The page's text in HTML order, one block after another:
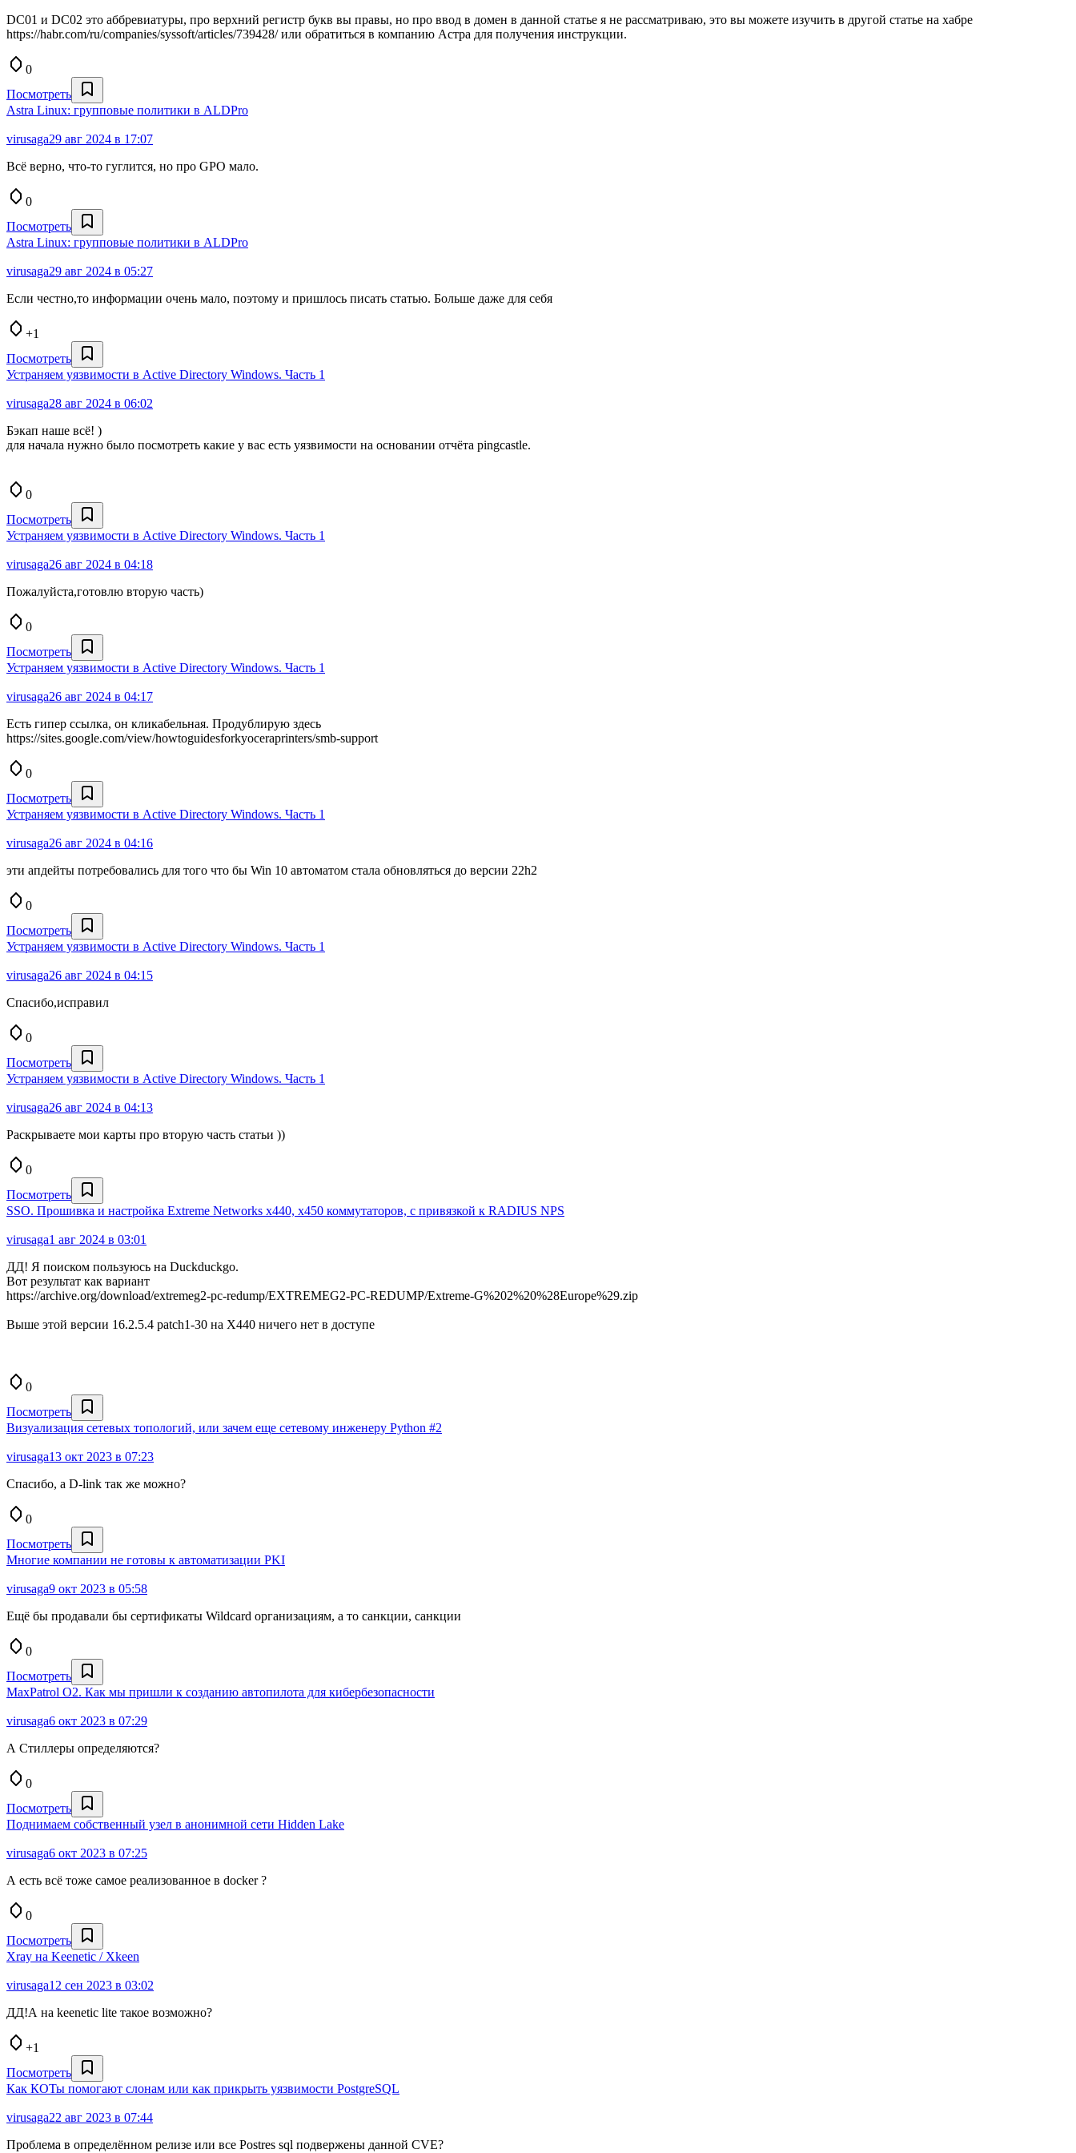
DC01 и DC02 это аббревиатуры, про верхний регистр букв вы правы, но про ввод в домен в данной статье я не рассматриваю, это вы можете изучить в другой статье на хабре
https://habr.com/ru/companies/syssoft/articles/739428/ или обратиться в компанию Астра для получения инструкции.
0
Посмотреть
Astra Linux: групповые политики в ALDPro
virusaga29 авг 2024 в 17:07
Всё верно, что-то гуглится, но про GPO мало.
0
Посмотреть
Astra Linux: групповые политики в ALDPro
virusaga29 авг 2024 в 05:27
Если честно,то информации очень мало, поэтому и пришлось писать статью. Больше даже для себя
+1
Посмотреть
Устраняем уязвимости в Active Directory Windows. Часть 1
virusaga28 авг 2024 в 06:02
Бэкап наше всё! )
для начала нужно было посмотреть какие у вас есть уязвимости на основании отчёта pingcastle.
0
Посмотреть
Устраняем уязвимости в Active Directory Windows. Часть 1
virusaga26 авг 2024 в 04:18
Пожалуйста,готовлю вторую часть)
0
Посмотреть
Устраняем уязвимости в Active Directory Windows. Часть 1
virusaga26 авг 2024 в 04:17
Есть гипер ссылка, он кликабельная. Продублирую здесь
https://sites.google.com/view/howtoguidesforkyoceraprinters/smb-support
0
Посмотреть
Устраняем уязвимости в Active Directory Windows. Часть 1
virusaga26 авг 2024 в 04:16
эти апдейты потребовались для того что бы Win 10 автоматом стала обновляться до версии 22h2
0
Посмотреть
Устраняем уязвимости в Active Directory Windows. Часть 1
virusaga26 авг 2024 в 04:15
Спасибо,исправил
0
Посмотреть
Устраняем уязвимости в Active Directory Windows. Часть 1
virusaga26 авг 2024 в 04:13
Раскрываете мои карты про вторую часть статьи ))
0
Посмотреть
SSO. Прошивка и настройка Extreme Networks x440, x450 коммутаторов, с привязкой к RADIUS NPS
virusaga1 авг 2024 в 03:01
ДД! Я поиском пользуюсь на Duckduckgo.
Вот результат как вариант
https://archive.org/download/extremeg2-pc-redump/EXTREMEG2-PC-REDUMP/Extreme-G%202%20%28Europe%29.zip
Выше этой версии 16.2.5.4 patch1-30 на X440 ничего нет в доступе
0
Посмотреть
Визуализация сетевых топологий, или зачем еще сетевому инженеру Python #2
virusaga13 окт 2023 в 07:23
Спасибо, а D-link так же можно?
0
Посмотреть
Многие компании не готовы к автоматизации PKI
virusaga9 окт 2023 в 05:58
Ещё бы продавали бы сертификаты Wildcard организациям, а то санкции, санкции
0
Посмотреть
MaxPatrol O2. Как мы пришли к созданию автопилота для кибербезопасности
virusaga6 окт 2023 в 07:29
А Стиллеры определяются?
0
Посмотреть
Поднимаем собственный узел в анонимной сети Hidden Lake
virusaga6 окт 2023 в 07:25
А есть всё тоже самое реализованное в docker ?
0
Посмотреть
Xray на Keenetic / Xkeen
virusaga12 сен 2023 в 03:02
ДД!А на keenetic lite такое возможно?
+1
Посмотреть
Как КОТы помогают слонам или как прикрыть уязвимости PostgreSQL
virusaga22 авг 2023 в 07:44
Проблема в определённом релизе или все Postres sql подвержены данной CVE?